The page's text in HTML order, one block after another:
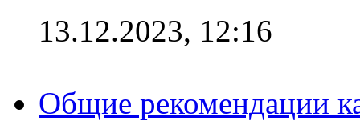
13.12.2023, 12:16
Общие рекомендации